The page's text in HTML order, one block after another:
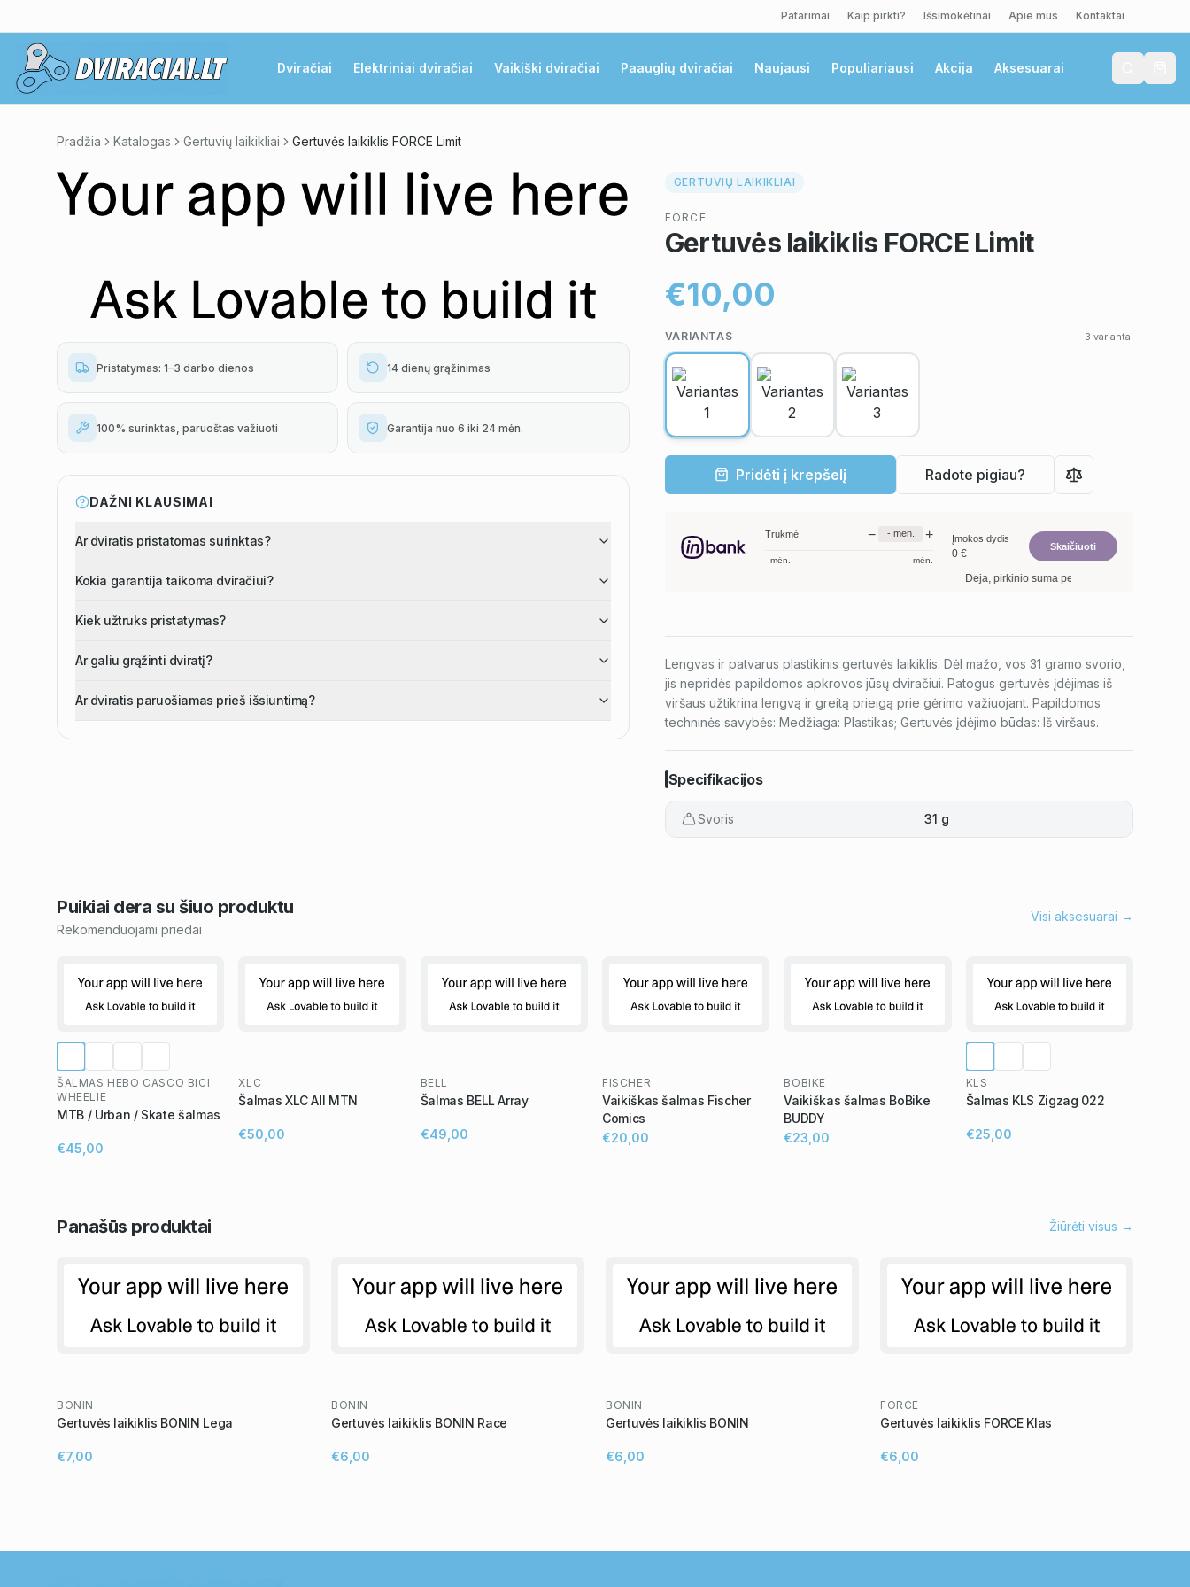
Patarimai Kaip pirkti? Išsimokėtinai Apie mus Kontaktai
Dviračiai Elektriniai dviračiai Vaikiški dviračiai Paauglių dviračiai Naujausi Populiariausi Akcija Aksesuarai
Pradžia Katalogas Gertuvių laikikliai Gertuvės laikiklis FORCE Limit
Pristatymas: 1–3 darbo dienos 14 dienų grąžinimas
100% surinktas, paruoštas važiuoti Garantija nuo 6 iki 24 mėn.
DAŽNI KLAUSIMAI
Ar dviratis pristatomas surinktas?
Kokia garantija taikoma dviračiui?
Kiek užtruks pristatymas?
Ar galiu grąžinti dviratį?
Ar dviratis paruošiamas prieš išsiuntimą?
GERTUVIŲ LAIKIKLIAI
FORCE
Gertuvės laikiklis FORCE Limit
€10,00
VARIANTAS 3 variantai
Pridėti į krepšelį Radote pigiau?
Trukmė: − -mėn. +
-mėn. - mėn.
Įmokos dydis
0 €
Skaičiuoti
Deja, pirkinio suma per maža. Minimalus prekių
Lengvas ir patvarus plastikinis gertuvės laikiklis. Dėl mažo, vos 31 gramo svorio,
jis nepridės papildomos apkrovos jūsų dviračiui. Patogus gertuvės įdėjimas iš
viršaus užtikrina lengvą ir greitą prieigą prie gėrimo važiuojant. Papildomos
techninės savybės: Medžiaga: Plastikas; Gertuvės įdėjimo būdas: Iš viršaus.
Specifikacijos
Svoris 31 g
Puikiai dera su šiuo produktu
Rekomenduojami priedai
Visi aksesuarai →
ŠALMAS HEBO CASCO BICI
WHEELIE
MTB / Urban / Skate šalmas
€45,00
XLC
Šalmas XLC All MTN
€50,00
BELL
Šalmas BELL Array
€49,00
FISCHER
Vaikiškas šalmas Fischer
Comics
€20,00
BOBIKE
Vaikiškas šalmas BoBike
BUDDY
€23,00
KLS
Šalmas KLS Zigzag 022
€25,00
Panašūs produktai Žiūrėti visus →
BONIN
Gertuvės laikiklis BONIN Lega
€7,00
BONIN
Gertuvės laikiklis BONIN Race
€6,00
BONIN
Gertuvės laikiklis BONIN
€6,00
FORCE
Gertuvės laikiklis FORCE Klas
€6,00